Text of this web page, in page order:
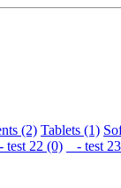
(2) Tablets (1)
test 22 (0) - test